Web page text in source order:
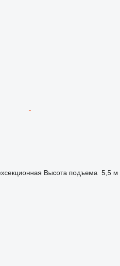
Высота подъема 5,5 м